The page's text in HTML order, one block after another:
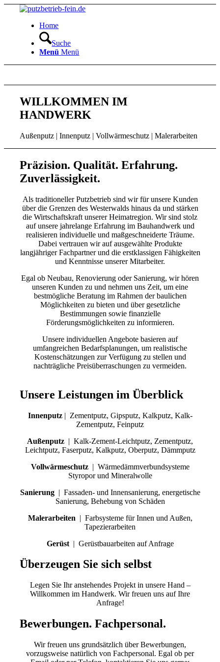
Home
Suche
Menü Menü
WILLKOMMEN IM
HANDWERK
Außenputz | Innenputz | Vollwärmeschutz | Malerarbeiten
Präzision. Qualität. Erfahrung.
Zuverlässigkeit.
Als traditioneller Putzbetrieb sind wir für unsere Kunden
über die Grenzen des Westerwalds hinaus da und stärken
die Wirtschaftskraft unserer Heimatregion. Wir sind stolz
auf unsere jahrelange Erfahrung im Bauhandwerk und
realisieren individuelle und maßgeschneiderte Träume.
Dabei vertrauen wir auf ausgewählte Produkte
langjähriger Fachpartner und die erstklassigen Fähigkeiten
und Kenntnisse unserer Mitarbeiter.
Egal ob Neubau, Renovierung oder Sanierung, wir hören
unseren Kunden zu und nehmen uns Zeit, um eine
bestmögliche Beratung im Rahmen der baulichen
Möglichkeiten zu bieten und über gesetzliche
Bestimmungen sowie finanzielle
Förderungsmöglichkeiten zu informieren.
Unsere individuellen Angebote basieren auf
umfangreichen Bedarfsplanungen, um realistische
Kostenschätzungen zur Verfügung zu stellen und
nachträgliche Preisüberraschungen zu vermeiden.
Unsere Leistungen im Überblick
Innenputz| Zementputz, Gipsputz, Kalkputz, Kalk-
Zementputz, Feinputz
Außenputz | Kalk-Zement-Leichtputz, Zementputz,
Leichtputz, Faserputz, Kalkputz, Oberputz, Dämmputz
Vollwärmeschutz | Wärmedämmverbundsysteme
Styropor und Mineralwolle
Sanierung| Fassaden- und Innensanierung, energetische
Sanierung, Behebung von Schäden
Malerarbeiten | Farbsysteme für Innen und Außen,
Tapezierarbeiten
Gerüst| Gerüstbauarbeiten auf Anfrage
Überzeugen Sie sich selbst
Legen Sie Ihr anstehendes Projekt in unsere Hand –
Willkommen im Handwerk. Wir freuen uns auf Ihre
Anfrage!
Bewerbungen. Fachpersonal.
Wir freuen uns grundsätzlich über Bewerbungen,
vorzugsweise natürlich von Fachpersonal. Egal ob per